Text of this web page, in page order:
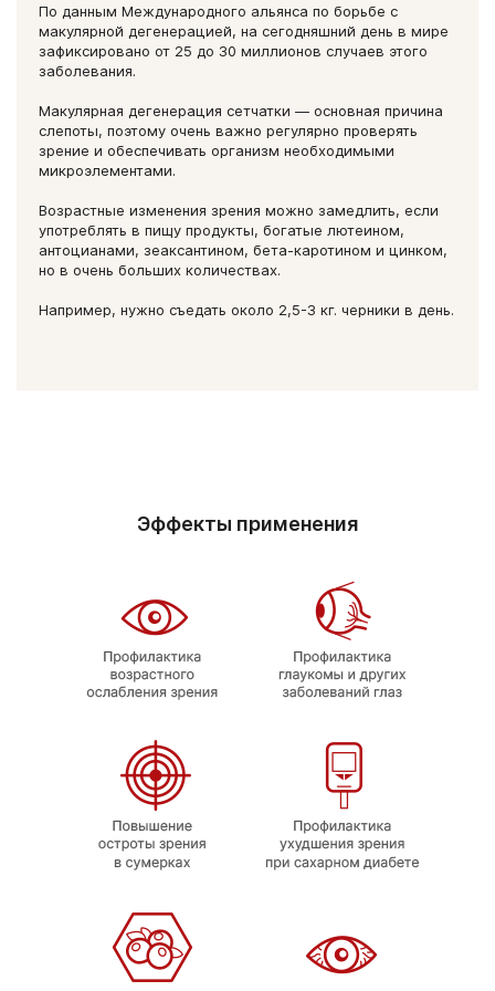
сырье, и поэтому комплекс содержит максимальное
количество необходимых для здоровья глаз антиоксидантов.
По данным Международного альянса по борьбе с
макулярной дегенерацией, на сегодняшний день в мире
зафиксировано от 25 до 30 миллионов случаев этого
заболевания.
Макулярная дегенерация сетчатки — основная причина
слепоты, поэтому очень важно регулярно проверять
зрение и обеспечивать организм необходимыми
микроэлементами.
Возрастные изменения зрения можно замедлить, если
употреблять в пищу продукты, богатые лютеином,
антоцианами, зеаксантином, бета-каротином и цинком,
но в очень больших количествах.
Например, нужно съедать около 2,5-3 кг. черники в день.
Эффекты применения